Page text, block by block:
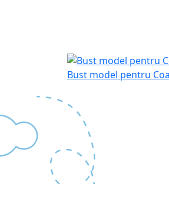
Bust model pentru